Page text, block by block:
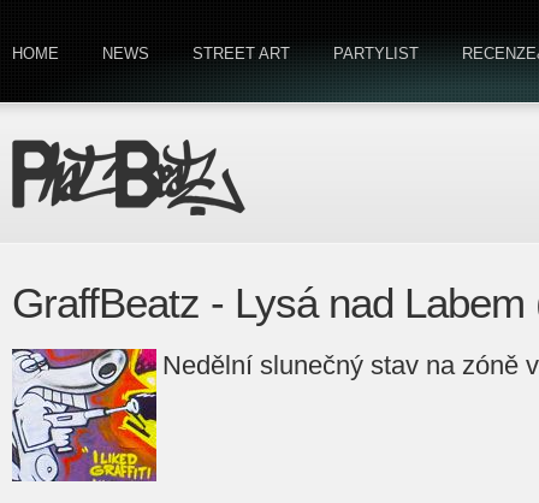
HOME NEWS STREET ART PARTYLIST
GraffBeatz - Lysá nad Labem
Nedělní slunečný stav na zóně